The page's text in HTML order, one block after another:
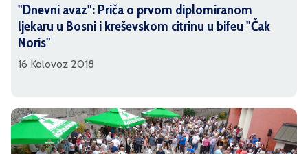
"Dnevni avaz": Priča o prvom diplomiranom
ljekaru u Bosni i kreševskom citrinu u bifeu "Čak
Noris"
16 Kolovoz 2018